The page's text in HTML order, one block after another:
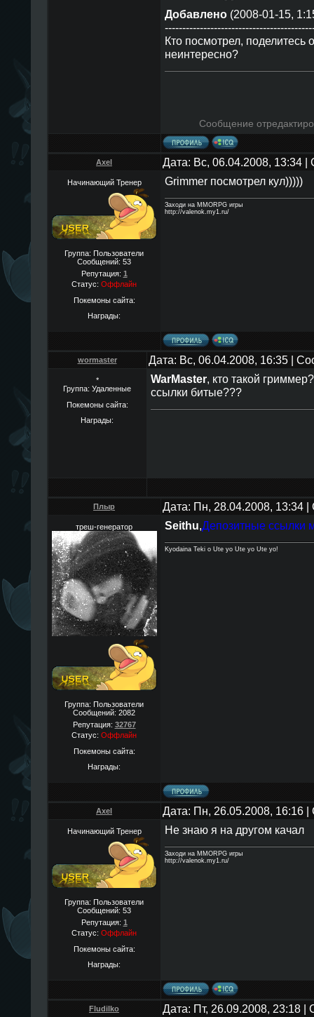
Добавлено(2008-01-15,
Кто посмотрел, поделитесь
неинтересно?
Сообщение
Axel Дата: Вс, 06.04.2008, 13:34
Начинающий Тренер
Группа: Пользователи
Сообщений: 53
Репутация: 1
Статус: Оффлайн
Покемоны сайта:
Награды:
Grimmer посмотрел кул)))))
Заходи на MMORPG игры
http://valenok.my1.ru/
wormaster Дата: Вс, 06.04.2008, 16:35 |
*
Группа: Удаленные
Покемоны сайта:
Награды:
WarMaster, кто такой
ссылки битые???
Плыр Дата: Пн, 28.04.2008, 13:34
треш-генератор
Группа: Пользователи
Сообщений: 2082
Репутация: 32767
Статус: Оффлайн
Покемоны сайта:
Награды:
Seithu,Депозитные ссылки
Kyodaina Teki o Ute yo Ute yo Ute yo!
Axel Дата: Пн, 26.05.2008, 16:16
Начинающий Тренер
Группа: Пользователи
Сообщений: 53
Репутация: 1
Статус: Оффлайн
Покемоны сайта:
Награды:
Не знаю я на другом качал
Заходи на MMORPG игры
http://valenok.my1.ru/
Fludilko Дата: Пт, 26.09.2008, 23:18